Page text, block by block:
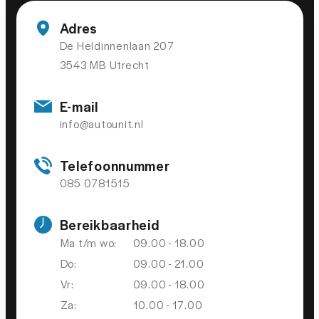
Stuur verstelbaar
Voorstoelen in hoogte verstelbaar
Zonnedak
VEILIGHEID
dodehoekdetectie met correctie
Achteruitrijcamera
Adres
De Heldinnenlaan 207
3543 MB Utrecht
E-mail
info@autounit.nl
Telefoonnummer
085 0781515
Bereikbaarheid
Ma t/m wo:
09.00 - 18.00
Do:
09.00 - 21.00
Vr:
09.00 - 18.00
Za:
10.00 - 17.00